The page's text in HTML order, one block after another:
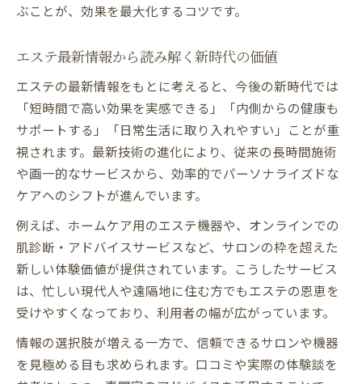
ぶことが、効果を最大化するコツです。
エステ最新情報から読み解く新時代の価値
エステの最新情報をもとに考えると、今後の新時代では
「短時間で高い効果を実感できる」「内側からの健康も
サポートする」「日常生活に取り入れやすい」ことが重
視されます。最新技術の進化により、従来の長時間施術
や画一的なサービスから、効率的でパーソナライズドな
ケアへのシフトが進んでいます。
例えば、ホームケア用のエステ機器や、オンラインでの
肌診断・アドバイスサービスなど、サロンの枠を超えた
新しい体験価値が提供されています。こうしたサービス
は、忙しい現代人や遠隔地に住む方でもエステの恩恵を
受けやすくなっており、利用者の幅が広がっています。
情報の選択肢が増える一方で、信頼できるサロンや機器
を見極める目も求められます。口コミや実際の体験談を